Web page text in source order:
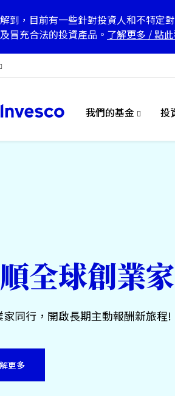
我們的基金 投
到，目前有一些針對投資人和不特定
冒充合法的投資產品。 了解更多 /點
全球創業
家同行，開啟長期主動報酬新旅程!
更多